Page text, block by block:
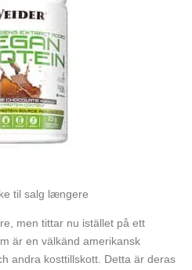
til salg længere
men tittar nu istället på ett
är en välkänd amerikansk
andra kosttillskott. Detta är deras